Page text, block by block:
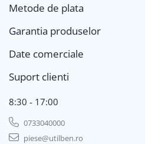
Metode de plata
Garantia produselor
Date comerciale
Suport clienti
8:30 - 17:00
0733040000
piese@utilben.ro